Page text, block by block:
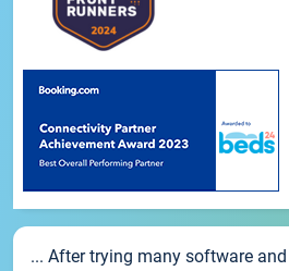
... After trying many software